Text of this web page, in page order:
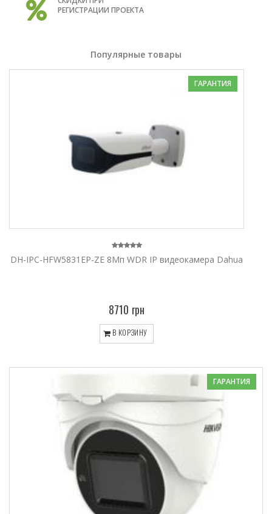
РЕГИСТРАЦИИ ПРОЕКТА
Популярные товары
ГАРАНТИЯ
DH-IPC-HFW5831EP-ZE 8Mп WDR IP видеокамера Dahua
8710 грн
В КОРЗИНУ
ГАРАНТИЯ